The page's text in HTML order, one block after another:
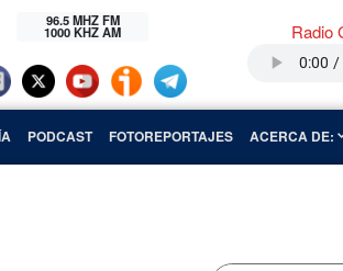
96.5 MHZ FM
1000 KHZ AM Radio
PODCAST FOTOREPORTAJES ACERCA DE: